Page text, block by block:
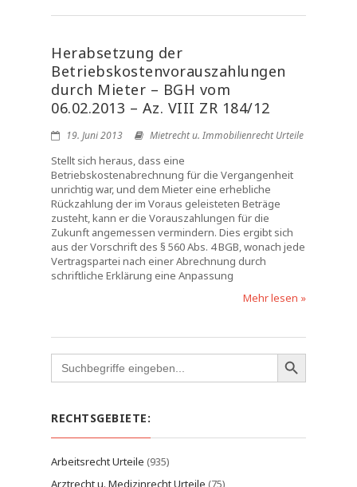
Herabsetzung der
Betriebskostenvorauszahlungen
durch Mieter – BGH vom
06.02.2013 – Az. VIII ZR 184/12
19. Juni 2013 Mietrecht u. Immobilienrecht Urteile
Stellt sich heraus, dass eine
Betriebskostenabrechnung für die Vergangenheit
unrichtig war, und dem Mieter eine erhebliche
Rückzahlung der im Voraus geleisteten Beträge
zusteht, kann er die Vorauszahlungen für die
Zukunft angemessen vermindern. Dies ergibt sich
aus der Vorschrift des § 560 Abs. 4 BGB, wonach jede
Vertragspartei nach einer Abrechnung durch
schriftliche Erklärung eine Anpassung
Mehr lesen »
Search
for:
RECHTSGEBIETE:
Arbeitsrecht Urteile (935)
Arztrecht u. Medizinrecht Urteile (75)